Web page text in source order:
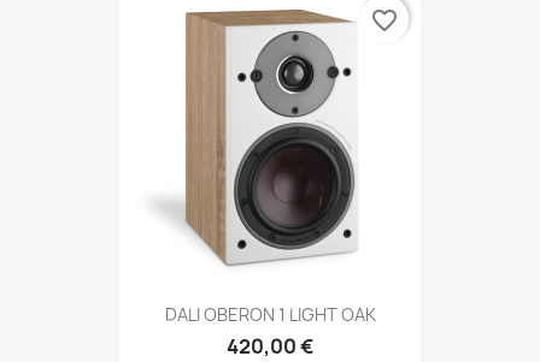
DALI OBERON 1 LIGHT OAK
420,00 €
favorite_border